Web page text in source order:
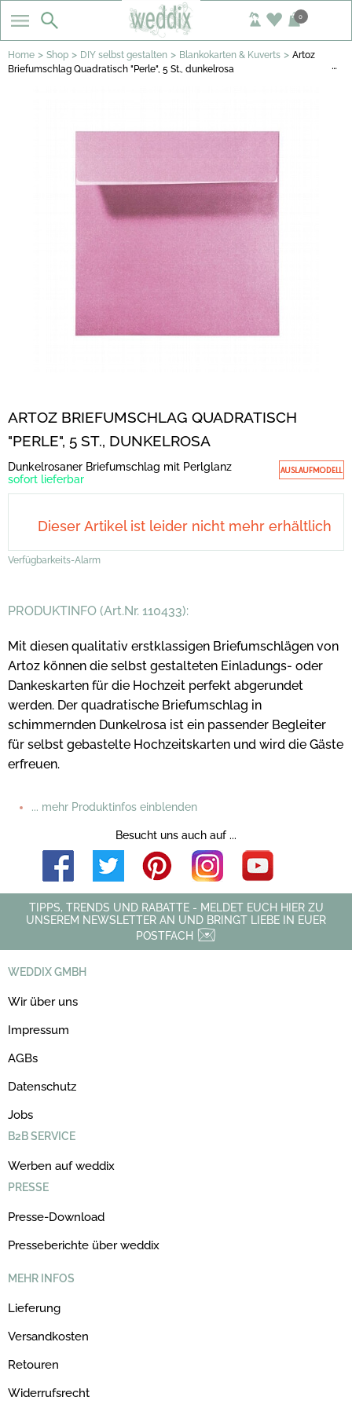
0
Home > Shop > DIY selbst gestalten > Blankokarten & Kuverts > Artoz
Briefumschlag Quadratisch "Perle", 5 St., dunkelrosa
…
ARTOZ BRIEFUMSCHLAG QUADRATISCH
"PERLE", 5 ST., DUNKELROSA
Dunkelrosaner Briefumschlag mit Perlglanz
sofort lieferbar
Dieser Artikel ist leider nicht mehr erhältlich
Verfügbarkeits-Alarm
PRODUKTINFO (Art.Nr. 110433):
Mit diesen qualitativ erstklassigen Briefumschlägen von
Artoz können die selbst gestalteten Einladungs- oder
Dankeskarten für die Hochzeit perfekt abgerundet
werden. Der quadratische Briefumschlag in
schimmernden Dunkelrosa ist ein passender Begleiter
für selbst gebastelte Hochzeitskarten und wird die Gäste
erfreuen.
... mehr Produktinfos einblenden
Besucht uns auch auf ...
TIPPS, TRENDS UND RABATTE - MELDET EUCH HIER ZU
UNSEREM NEWSLETTER AN UND BRINGT LIEBE IN EUER
POSTFACH
WEDDIX GMBH
Wir über uns
Impressum
AGBs
Datenschutz
Jobs
B2B SERVICE
Werben auf weddix
PRESSE
Presse-Download
Presseberichte über weddix
MEHR INFOS
Lieferung
Versandkosten
Retouren
Widerrufsrecht